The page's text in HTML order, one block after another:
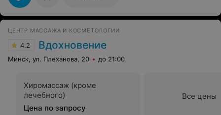
ЦЕНТР МАССАЖА И КОСМЕТОЛОГИИ
4.2 Вдохновение
Минск, ул. Плеханова, 20 до 21:00
Хиромассаж (кроме
лечебного)
Цена по запросу
Все цены